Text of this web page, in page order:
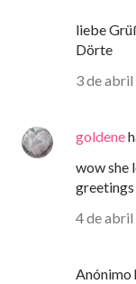
liebe
Dörte
3 de
goldene
wow she
4 de abril
Anónimo